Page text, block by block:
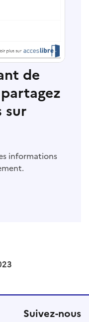
de
sur
informations
Suivez-nous